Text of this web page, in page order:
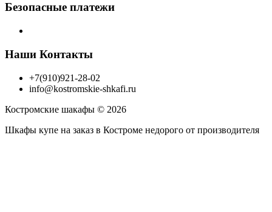
Безопасные платежи
Наши Контакты
+7(910)921-28-02
info@kostromskie-shkafi.ru
Костромские шакафы © 2026
Шкафы купе на заказ в Костроме недорого от производителя